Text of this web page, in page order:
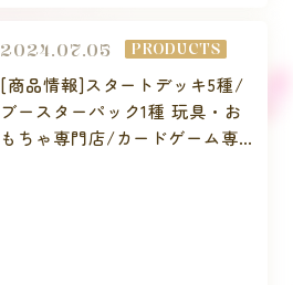
2024.07.05 PRODUCTS
[商品情報]スタートデッキ5種/
ブースターパック1種 玩具・お
もちゃ専門店/カードゲーム専